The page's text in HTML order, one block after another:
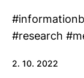
#research
2. 10. 2022